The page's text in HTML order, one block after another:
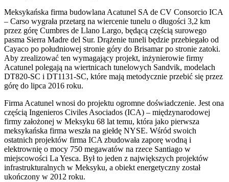
Meksykańska firma budowlana Acatunel SA de CV Consorcio ICA
– Carso wygrała przetarg na wiercenie tunelu o długości 3,2 km
przez górę Cumbres de Llano Largo, będącą częścią surowego
pasma Sierra Madre del Sur. Drążenie tuneli będzie przebiegało od
Cayaco po południowej stronie góry do Brisamar po stronie zatoki.
Aby zrealizować ten wymagający projekt, inżynierowie firmy
Acatunel polegają na wiertnicach tunelowych Sandvik, modelach
DT820-SC i DT1131-SC, które mają metodycznie przebić się przez
górę do lipca 2016 roku.
Firma Acatunel wnosi do projektu ogromne doświadczenie. Jest ona
częścią Ingenieros Civiles Asociados (ICA) – międzynarodowej
firmy założonej w Meksyku 68 lat temu, która jako pierwsza
meksykańska firma weszła na giełdę NYSE. Wśród swoich
ostatnich projektów firma ICA zbudowała zaporę wodną i
elektrownię o mocy 750 megawatów na rzece Santiago w
miejscowości La Yesca. Był to jeden z największych projektów
infrastrukturalnych w Meksyku, a obiekt energetyczny został
ukończony w 2012 roku.